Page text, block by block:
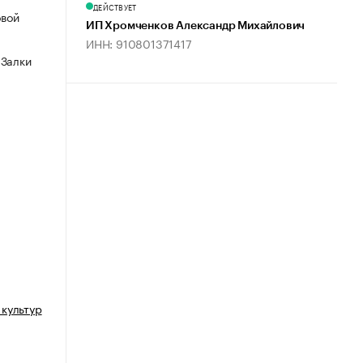
ДЕЙСТВУЕТ
ИП Хромченков Александр Михайлович
ИНН: 910801371417